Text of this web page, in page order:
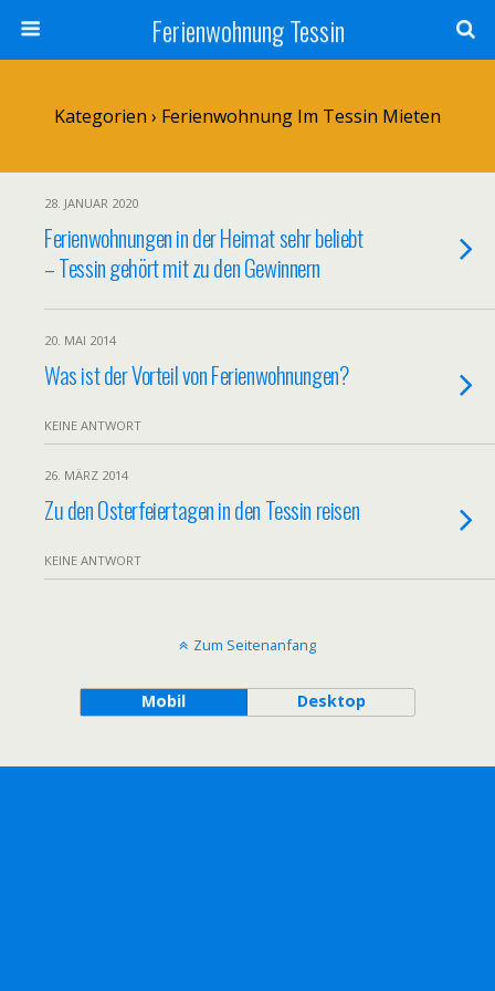
Ferienwohnung Tessin
Kategorien › Ferienwohnung Im Tessin Mieten
28. JANUAR 2020
Ferienwohnungen in der Heimat sehr beliebt
– Tessin gehört mit zu den Gewinnern
20. MAI 2014
Was ist der Vorteil von Ferienwohnungen?
KEINE ANTWORT
26. MÄRZ 2014
Zu den Osterfeiertagen in den Tessin reisen
KEINE ANTWORT
Zum Seitenanfang
Mobil Desktop